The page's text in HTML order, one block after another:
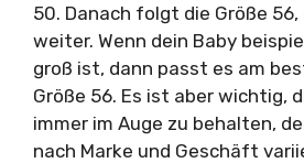
50. Danach folgt die Größe 56,
weiter. Wenn dein Baby
groß ist, dann passt es am
Größe 56. Es ist aber wichtig,
immer im Auge zu behalten,
nach Marke und Geschäft